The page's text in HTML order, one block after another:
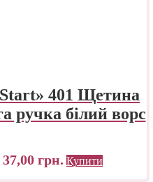
401 Щетина
ручка білий ворс
37,00 грн. Купити